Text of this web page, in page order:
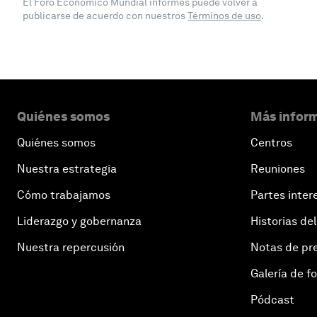
publicarse de acuerdo con nuestrosTérminos de uso.
Quiénes somos
Quiénes somos
Nuestra estrategia
Cómo trabajamos
Liderazgo y gobernanza
Nuestra repercusión
Más
Centros
Reuniones
Partes
Historias
Notas de
Galería de
Pódcast